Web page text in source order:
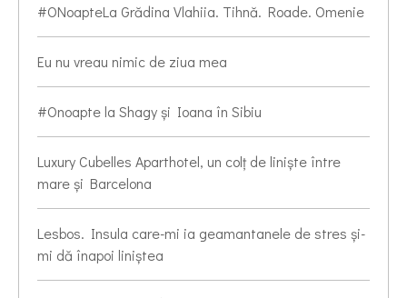
#ONoapteLa Grădina Vlahiia. Tihnă. Roade. Omenie
Eu nu vreau nimic de ziua mea
#Onoapte la Shagy și Ioana în Sibiu
Luxury Cubelles Aparthotel, un colț de liniște între
mare și Barcelona
Lesbos. Insula care-mi ia geamantanele de stres și-
mi dă înapoi liniștea